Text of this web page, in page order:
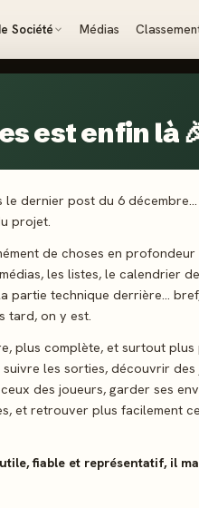
Société Médias
est enfin là
dernier post du 6
projet.
de choses en profondeur
les listes, le calendrier
partie technique derrière…
tard, on y est.
plus complète, et surtout plus
les sorties, découvrir des
des joueurs, garder ses
et retrouver plus facilement
fiable et représentatif, il
1%
2-6 joueurs 8 ans+
1%, c'est la probabilité que
d'ambiance et de bluff !